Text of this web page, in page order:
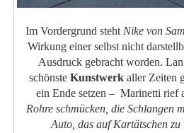
Im Vordergrund steht Nike von
Wirkung einer selbst nicht
Ausdruck gebracht worden.
schönste Kunstwerkaller Zeiten
ein Ende setzen – Marinetti rief
Rohre schmücken, die Schlangen
Auto, das auf Kartätschen zu